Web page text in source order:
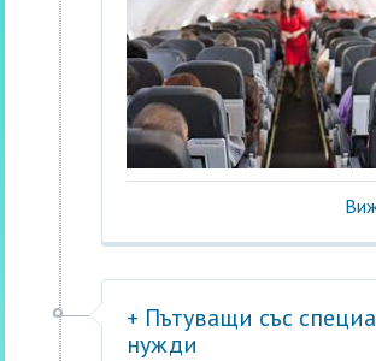
+ Пътуващи със
нужди